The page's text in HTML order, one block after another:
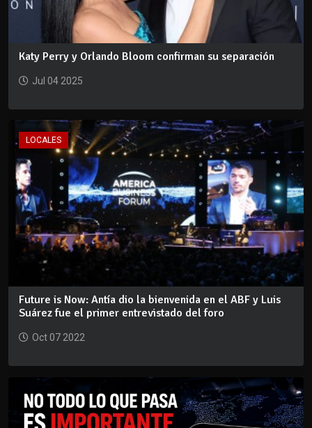
Katy Perry y Orlando Bloom confirman su separación
Jul 04 2025
LOCALES
Future is Now: Antía dio la bienvenida en el ABF y Luis
Suárez fue el primer entrevistado del foro
Oct 07 2022